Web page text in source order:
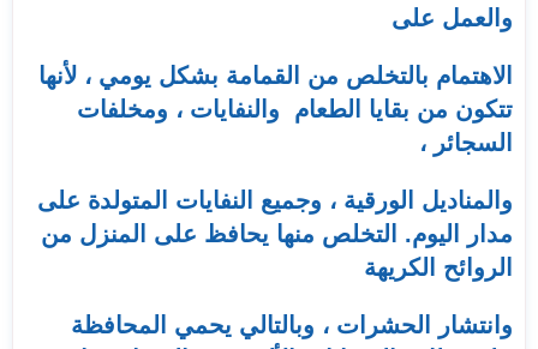
والعمل على
الاهتمام بالتخلص من القمامة بشكل يومي ، لأنها
تتكون من بقايا الطعام والنفايات ، ومخلفات
السجائر ،
والمناديل الورقية ، وجميع النفايات المتولدة على
مدار اليوم. التخلص منها يحافظ على المنزل من
الروائح الكريهة
وانتشار الحشرات ، وبالتالي يحمي المحافظة